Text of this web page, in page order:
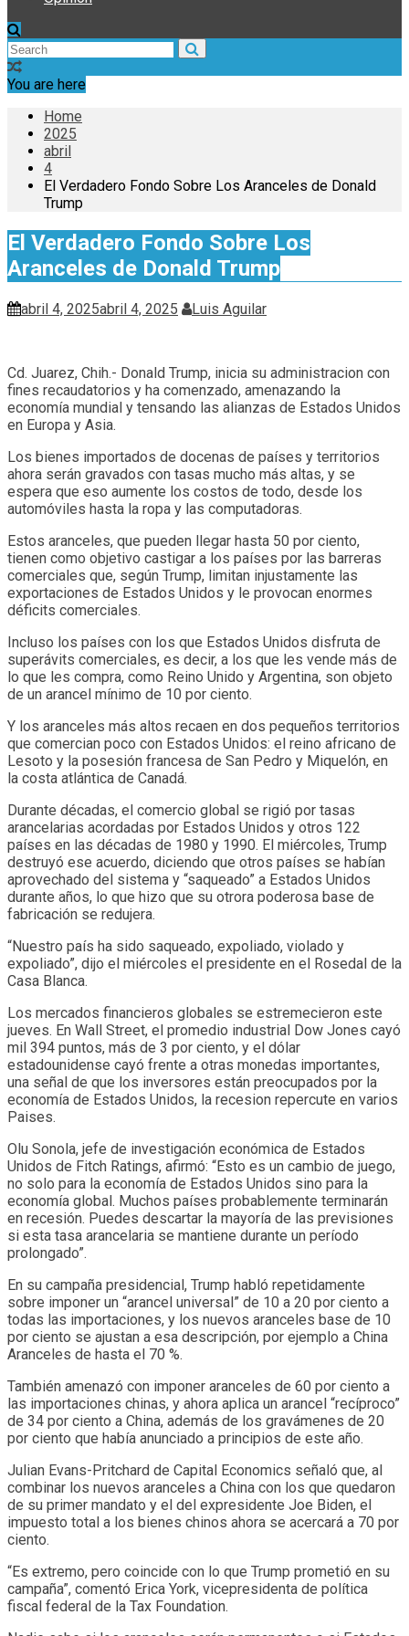
You are here
Home
2025
abril
4
El Verdadero Fondo Sobre Los Aranceles de Donald
Trump
El Verdadero Fondo Sobre Los
Aranceles de Donald Trump
abril 4, 2025abril 4, 2025 Luis Aguilar
Cd. Juarez, Chih.- Donald Trump, inicia su administracion con
fines recaudatorios y ha comenzado, amenazando la
economía mundial y tensando las alianzas de Estados Unidos
en Europa y Asia.
Los bienes importados de docenas de países y territorios
ahora serán gravados con tasas mucho más altas, y se
espera que eso aumente los costos de todo, desde los
automóviles hasta la ropa y las computadoras.
Estos aranceles, que pueden llegar hasta 50 por ciento,
tienen como objetivo castigar a los países por las barreras
comerciales que, según Trump, limitan injustamente las
exportaciones de Estados Unidos y le provocan enormes
déficits comerciales.
Incluso los países con los que Estados Unidos disfruta de
superávits comerciales, es decir, a los que les vende más de
lo que les compra, como Reino Unido y Argentina, son objeto
de un arancel mínimo de 10 por ciento.
Y los aranceles más altos recaen en dos pequeños territorios
que comercian poco con Estados Unidos: el reino africano de
Lesoto y la posesión francesa de San Pedro y Miquelón, en
la costa atlántica de Canadá.
Durante décadas, el comercio global se rigió por tasas
arancelarias acordadas por Estados Unidos y otros 122
países en las décadas de 1980 y 1990. El miércoles, Trump
destruyó ese acuerdo, diciendo que otros países se habían
aprovechado del sistema y “saqueado” a Estados Unidos
durante años, lo que hizo que su otrora poderosa base de
fabricación se redujera.
“Nuestro país ha sido saqueado, expoliado, violado y
expoliado”, dijo el miércoles el presidente en el Rosedal de la
Casa Blanca.
Los mercados financieros globales se estremecieron este
jueves. En Wall Street, el promedio industrial Dow Jones cayó
mil 394 puntos, más de 3 por ciento, y el dólar
estadounidense cayó frente a otras monedas importantes,
una señal de que los inversores están preocupados por la
economía de Estados Unidos, la recesion repercute en varios
Paises.
Olu Sonola, jefe de investigación económica de Estados
Unidos de Fitch Ratings, afirmó: “Esto es un cambio de juego,
no solo para la economía de Estados Unidos sino para la
economía global. Muchos países probablemente terminarán
en recesión. Puedes descartar la mayoría de las previsiones
si esta tasa arancelaria se mantiene durante un período
prolongado”.
En su campaña presidencial, Trump habló repetidamente
sobre imponer un “arancel universal” de 10 a 20 por ciento a
todas las importaciones, y los nuevos aranceles base de 10
por ciento se ajustan a esa descripción, por ejemplo a China
Aranceles de hasta el 70 %.
También amenazó con imponer aranceles de 60 por ciento a
las importaciones chinas, y ahora aplica un arancel “recíproco”
de 34 por ciento a China, además de los gravámenes de 20
por ciento que había anunciado a principios de este año.
Julian Evans-Pritchard de Capital Economics señaló que, al
combinar los nuevos aranceles a China con los que quedaron
de su primer mandato y el del expresidente Joe Biden, el
impuesto total a los bienes chinos ahora se acercará a 70 por
ciento.
“Es extremo, pero coincide con lo que Trump prometió en su
campaña”, comentó Erica York, vicepresidenta de política
fiscal federal de la Tax Foundation.